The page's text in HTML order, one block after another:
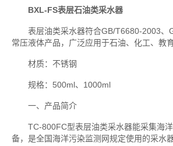
BXL-FS表层石油类采水器
表层油类采水器符合GB/T6680-2003、
常压液体产品，广泛应用于石油、化工、教
材质：不锈钢
规格：500ml、1000ml
一、产品简介
TC-800FC型表层油类采水器能采集海洋
备，是全国海洋污染监测网规定使用的采水